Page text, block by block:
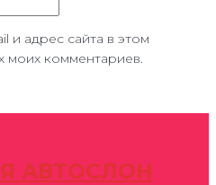
и адрес сайта в этом
моих комментариев.
АВТОСЛОН